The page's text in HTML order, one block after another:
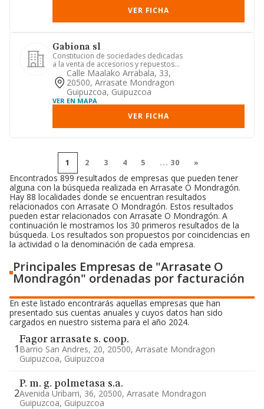
VER FICHA
Gabiona sl
Constitucion de sociedades dedicadas
a la venta de accesorios y repuestos
de suministros para la in...
Calle Maalako Arrabala, 33,
20500, Arrasate Mondragon
Guipuzcoa, Guipuzcoa
VER EN MAPA
VER FICHA
1 2 3 4 5 ... 30 »
Encontrados 899 resultados de empresas que pueden tener
alguna con la búsqueda realizada en Arrasate O Mondragón.
Hay 88 localidades donde se encuentran resultados
relacionados con Arrasate O Mondragón. Estos resultados
pueden estar relacionados con Arrasate O Mondragón. A
continuación le mostramos los 30 primeros resultados de la
búsqueda. Los resultados son propuestos por coincidencias en
la actividad o la denominación de cada empresa.
Principales Empresas de "Arrasate O
Mondragón" ordenadas por facturación
En este listado encontrarás aquellas empresas que han
presentado sus cuentas anuales y cuyos datos han sido
cargados en nuestro sistema para el año 2024.
1
Fagor arrasate s. coop.
Barrio San Andres, 20, 20500, Arrasate Mondragon
Guipuzcoa, Guipuzcoa
2
P. m. g. polmetasa s.a.
Avenida Uribarri, 36, 20500, Arrasate Mondragon
Guipuzcoa, Guipuzcoa